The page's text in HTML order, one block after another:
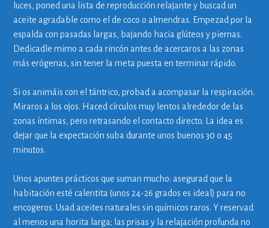
luces, poned una lista de reproducción relajante y buscad un
aceite agradable como el de coco o almendras. Empezad por la
espalda con pasadas largas, bajando hacia glúteos y piernas.
Dedicadle mimo a cada rincón antes de acercaros a las zonas
más erógenas, sin tener la meta puesta en terminar rápido.
Si os animáis con el tántrico, probad a acompasar la respiración.
Miraros a los ojos. Haced círculos muy lentos alrededor de las
zonas íntimas, pero retrasando el contacto directo. La idea es
dejar que la expectación suba durante unos buenos 30 o 45
minutos.
Unos apuntes prácticos que suman mucho: asegurad que la
habitación esté calentita (unos 24-26 grados es ideal) para no
encogeros. Usad aceites naturales sin químicos raros. Y reservad
al menos una horita larga; las prisas y la relajación profunda no